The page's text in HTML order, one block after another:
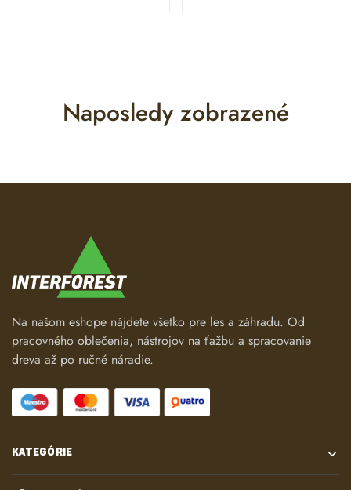
Naposledy zobrazené
Na našom eshope nájdete všetko pre les a záhradu. Od
pracovného oblečenia, nástrojov na ťažbu a spracovanie
dreva až po ručné náradie.
KATEGÓRIE